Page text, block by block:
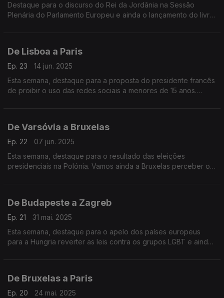
Destaque para o discurso do Rei da Jordânia na Sessão
Plenária do Parlamento Europeu e ainda o lançamento do livro
De Lisboa a Paris
Ep. 23
14 jun. 2025
Esta semana, destaque para a proposta do presidente francês
de proibir o uso das redes sociais a menores de 15 anos.
De Varsóvia a Bruxelas
Ep. 22
07 jun. 2025
Esta semana, destaque para o resultado das eleições
presidenciais na Polónia. Vamos ainda a Bruxelas perceber os
De Budapeste a Zagreb
Ep. 21
31 mai. 2025
Esta semana, destaque para o apelo dos países europeus
para a Hungria reverter as leis contra os grupos LGBT e ainda
De Bruxelas a Paris
Ep. 20
24 mai. 2025